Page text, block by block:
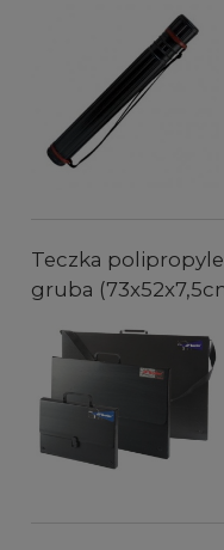
Teczka
gruba